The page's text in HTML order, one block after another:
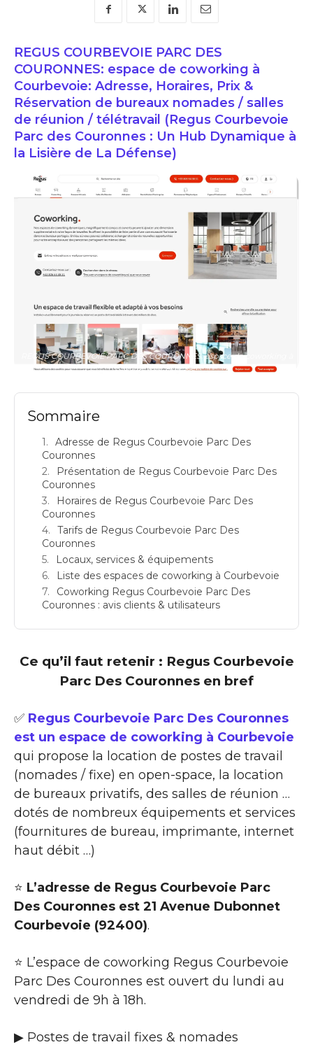
REGUS COURBEVOIE PARC DES
COURONNES: espace de coworking à
Courbevoie: Adresse, Horaires, Prix &
Réservation de bureaux nomades / salles
de réunion / télétravail (Regus Courbevoie
Parc des Couronnes : Un Hub Dynamique à
la Lisière de La Défense)
REGUS COURBEVOIE PARC DES COURONNES: espace de coworking à
Courbevoie: Adresse
Sommaire
Adresse de Regus Courbevoie Parc Des
Couronnes
Présentation de Regus Courbevoie Parc Des
Couronnes
Horaires de Regus Courbevoie Parc Des
Couronnes
Tarifs de Regus Courbevoie Parc Des
Couronnes
Locaux, services & équipements
Liste des espaces de coworking à Courbevoie
Coworking Regus Courbevoie Parc Des
Couronnes : avis clients & utilisateurs
Ce qu’il faut retenir : Regus Courbevoie
Parc Des Couronnes en bref
✅ Regus Courbevoie Parc Des Couronnes
est un espace de coworking à Courbevoie
qui propose la location de postes de travail
(nomades / fixe) en open-space, la location
de bureaux privatifs, des salles de réunion …
dotés de nombreux équipements et services
(fournitures de bureau, imprimante, internet
haut débit …)
⭐ L’adresse de Regus Courbevoie Parc
Des Couronnes est 21 Avenue Dubonnet
Courbevoie (92400).
⭐ L’espace de coworking Regus Courbevoie
Parc Des Couronnes est ouvert du lundi au
vendredi de 9h à 18h.
▶ Postes de travail fixes & nomades